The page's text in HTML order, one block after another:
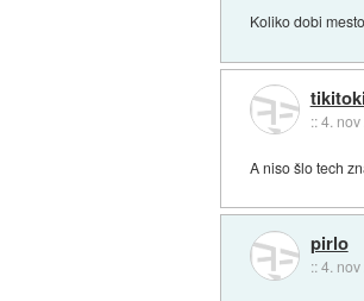
Koliko dobi
tikitoki
::4.
A niso šlo tech
pirlo
::4.